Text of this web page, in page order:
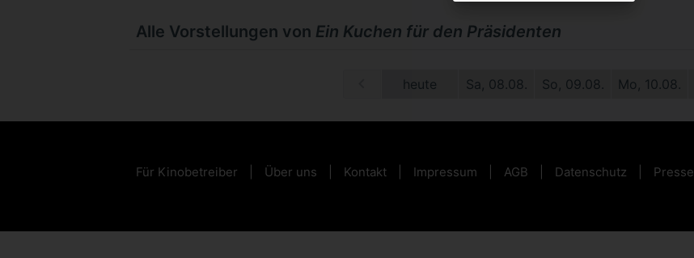
Alle Vorstellungen von Ein Kuchen für den Präsidenten
heute Sa, 08.08. So, 09.08. Mo, 10.08.
Für Kinobetreiber Über uns Kontakt Impressum AGB Datenschutz Presse